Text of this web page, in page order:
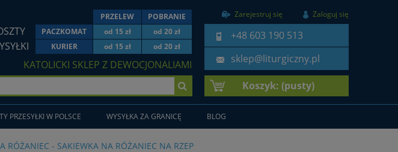
Zarejestruj się Zaloguj się
+48 603 190 513
sklep@liturgiczny.pl
PRZELEW POBRANIE
PACZKOMAT od 15 zł od 20 zł
KURIER od 15 zł od 20 zł
KATOLICKI SKLEP Z DEWOCJONALIAMI
Koszyk: (pusty)
PRZESYŁKI W POLSCE WYSYŁKA ZA GRANICĘ BLOG
RÓŻANIEC - SAKIEWKA NA RÓŻANIEC NA RZEP